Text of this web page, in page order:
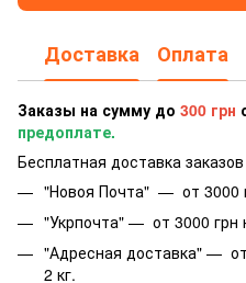
Доставка Оплата
Заказы на сумму до 300 грн
предоплате.
Бесплатная доставка
"Новоя Почта" — от 3000
"Укрпочта" — от 3000 грн
"Адресная доставка" —
2 кг.